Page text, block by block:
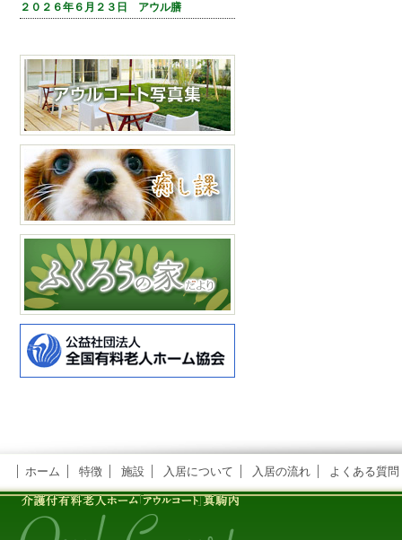
２０２６年６月２３日 アウル膳
ホーム 特徴 施設 入居について 入居の流れ よくある質問